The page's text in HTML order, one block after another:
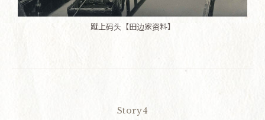
蹴上码头【田边家资料】
Story4